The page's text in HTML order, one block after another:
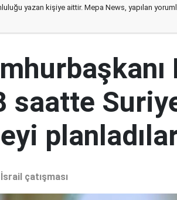
yazan kişiye aittir. Mepa News, yapılan
saatte
çatışması